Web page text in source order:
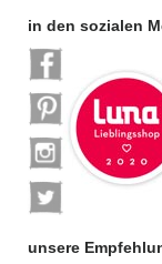
in den sozialen
unsere